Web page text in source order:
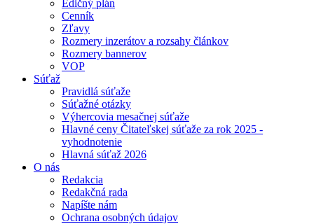
Edičný plán
Cenník
Zľavy
Rozmery inzerátov a rozsahy článkov
Rozmery bannerov
VOP
Súťaž
Pravidlá súťaže
Súťažné otázky
Výhercovia mesačnej súťaže
Hlavné ceny Čitateľskej súťaže za rok 2025 -
vyhodnotenie
Hlavná súťaž 2026
O nás
Redakcia
Redakčná rada
Napíšte nám
Ochrana osobných údajov